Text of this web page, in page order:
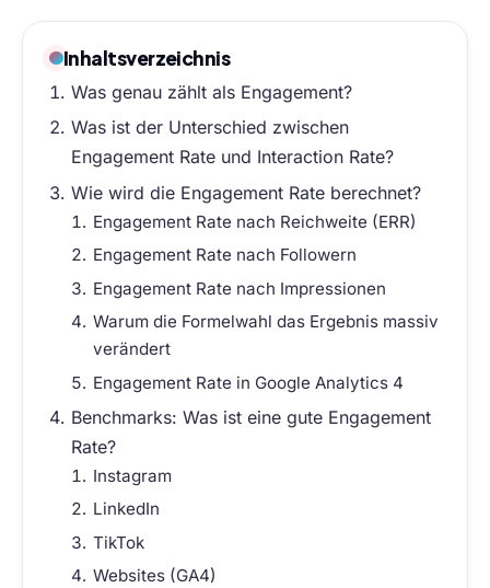
Inhaltsverzeichnis
Was genau zählt als Engagement?
Was ist der Unterschied zwischen
Engagement Rate und Interaction Rate?
Wie wird die Engagement Rate berechnet?
Engagement Rate nach Reichweite (ERR)
Engagement Rate nach Followern
Engagement Rate nach Impressionen
Warum die Formelwahl das Ergebnis massiv
verändert
Engagement Rate in Google Analytics 4
Benchmarks: Was ist eine gute Engagement
Rate?
Instagram
LinkedIn
TikTok
Websites (GA4)